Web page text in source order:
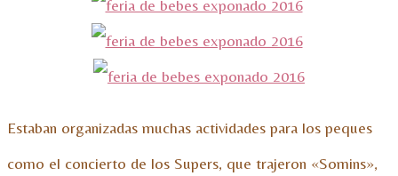
Estaban organizadas muchas actividades para los peques
como el concierto de los Supers, que trajeron «Somins»,